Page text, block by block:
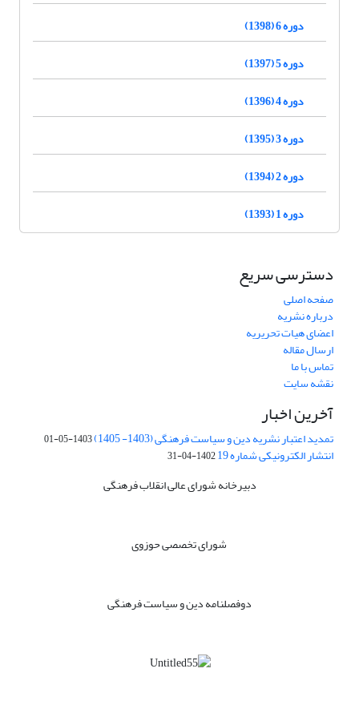
دوره 6 (1398)
دوره 5 (1397)
دوره 4 (1396)
دوره 3 (1395)
دوره 2 (1394)
دوره 1 (1393)
دسترسی سریع
صفحه اصلی
درباره نشریه
اعضای هیات تحریریه
ارسال مقاله
تماس با ما
نقشه سایت
آخرین اخبار
تمدید اعتبار نشریه دین و سیاست فرهنگی (1403- 1405) 1403-05-01
انتشار الکترونیکی شماره 19 1402-04-31
دبیرخانه شورای عالی انقلاب فرهنگی
شورای تخصصی حوزوی
دوفصلنامه دین و سیاست فرهنگی